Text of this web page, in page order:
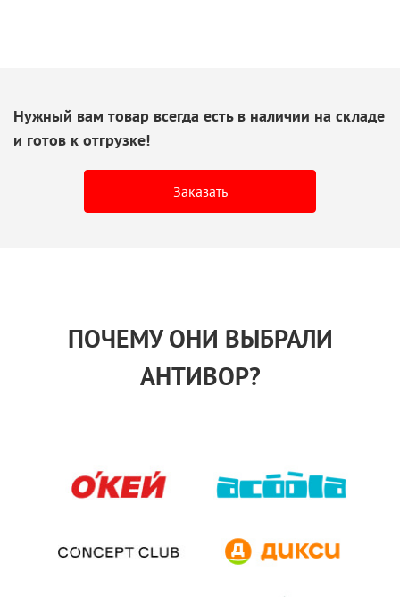
Нужный вам товар всегда есть в наличии на складе
и готов к отгрузке!
Заказать
ПОЧЕМУ ОНИ ВЫБРАЛИ
АНТИВОР?